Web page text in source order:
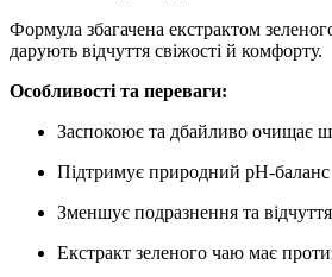
Формула збагачена екстрактом
дарують відчуття свіжості й комфорту.
Особливості та переваги:
Заспокоює та дбайливо очищає
Підтримує природний pH-баланс
Зменшує подразнення та
Екстракт зеленого чаю має